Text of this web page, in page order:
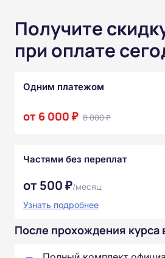
Получите
при оплате
Одним платежом
от 6 000 ₽ 8 000 ₽
Частями без переплат
от 500 ₽/месяц
Узнать подробнее
После прохождения курса